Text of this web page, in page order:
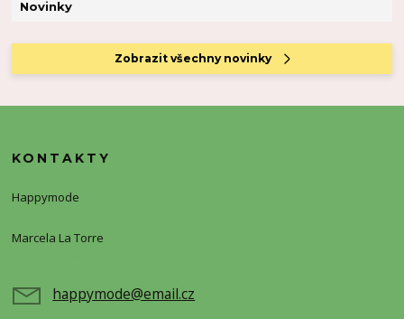
Novinky
Zobrazit všechny novinky
KONTAKTY
Happymode
Marcela La Torre
happymode@email.cz